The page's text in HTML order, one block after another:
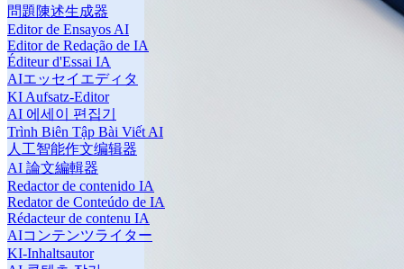
問題陳述生成器
Editor de Ensayos AI
Editor de Redação de IA
Éditeur d'Essai IA
AIエッセイエディタ
KI Aufsatz-Editor
AI 에세이 편집기
Trình Biên Tập Bài Viết AI
人工智能作文编辑器
AI 論文編輯器
Redactor de contenido IA
Redator de Conteúdo de IA
Rédacteur de contenu IA
AIコンテンツライター
KI-Inhaltsautor